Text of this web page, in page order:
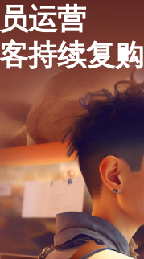
运营
持续复购